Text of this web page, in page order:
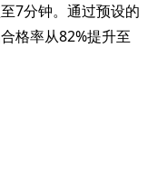
7分钟。通过预设的
格率从82%提升至